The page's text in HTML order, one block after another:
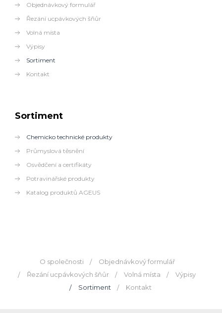
Objednávkový formulář
Řezání ucpávkových šňůr
Volná místa
Výpisy
Sortiment
Kontakt
Sortiment
Chemicko technické produkty
Průmyslová těsnění
Osvědčení a certifikáty
Potravinářské produkty
Katalog produktů AGEUS
O společnosti
Objednávkový formulář
Řezání ucpávkových šňůr
Volná místa
Výpisy
Sortiment
Kontakt